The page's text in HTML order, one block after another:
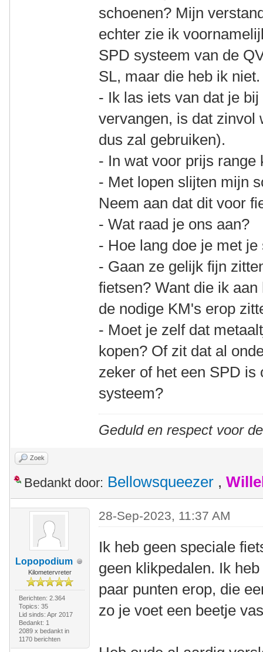
schoenen? Mijn
echter zie ik
SPD systeem van de
SL, maar die heb ik niet.
- Ik las iets van dat je
vervangen, is dat zinvol
dus zal gebruiken).
- In wat voor prijs range
- Met lopen slijten mijn
Neem aan dat dit voor
- Wat raad je ons aan?
- Hoe lang doe je met je
- Gaan ze gelijk fijn
fietsen? Want die ik
de nodige KM's erop
- Moet je zelf dat
kopen? Of zit dat al
zeker of het een SPD is
systeem?
Geduld en respect voor
Zoek
Bedankt door: Bellowsqueezer ,
Lopopodium
Kilometervreter
Berichten: 2.364
Topics: 35
Lid sinds: Apr 2017
Bedankt: 1
2089 x bedankt in
1170 berichten
28-Sep-2023, 11:37 AM
Ik heb geen speciale
geen klikpedalen. Ik
paar punten erop, die
zo je voet een beetje